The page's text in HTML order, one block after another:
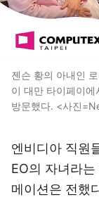
젠슨 황의 아내인
이 대만 타이페이
방문했다. <사진
엔비디아 직원
EO의 자녀라
메이션은 전했